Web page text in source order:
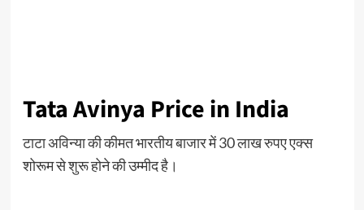
Tata Avinya Price in India
टाटा अविन्या की कीमत भारतीय बाजार में 30 लाख रुपए एक्स
शोरूम से शुरू होने की उम्मीद है।